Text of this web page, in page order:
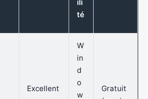
ili
té
Excellent
W
in
d
o
w
Gratuit